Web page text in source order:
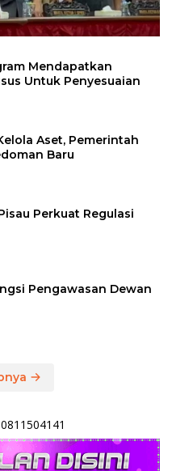
Mendapatkan
Untuk Penyesuaian
Aset, Pemerintah
Baru
Perkuat Regulasi
Pengawasan Dewan
IKLAN HUB. 0811504141